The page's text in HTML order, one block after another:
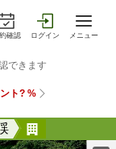
確認 ログイン メニュー